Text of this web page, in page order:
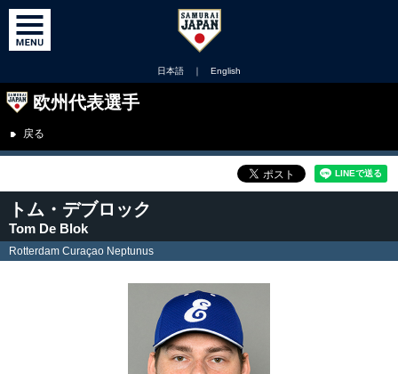
日本語 ｜ English
欧州代表選手
戻る
トム・デブロック
Tom De Blok
Rotterdam Curaçao Neptunus